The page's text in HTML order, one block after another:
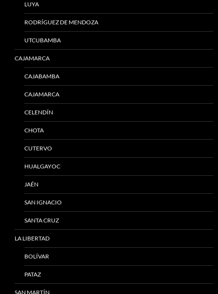
LUYA
RODRÍGUEZ DE MENDOZA
UTCUBAMBA
CAJAMARCA
CAJABAMBA
CAJAMARCA
CELENDÍN
CHOTA
CUTERVO
HUALGAYOC
JAÉN
SAN IGNACIO
SANTA CRUZ
LA LIBERTAD
BOLÍVAR
PATAZ
SAN MARTÍN